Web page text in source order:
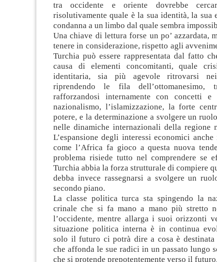
tra occidente e oriente dovrebbe
risolutivamente quale è la sua identità, la sua
condanna a un limbo dal quale sembra
Una chiave di lettura forse un po’ azzardata,
tenere in considerazione, rispetto agli
Turchia può essere rappresentata dal fatto
causa di elementi concomitanti, quale
identitaria, sia più agevole ritrovarsi
riprendendo le fila dell’ottomanesimo,
rafforzandosi internamente con concetti
nazionalismo, l’islamizzazione, la forte
potere, e la determinazione a svolgere un
nelle dinamiche internazionali della regione
L’espansione degli interessi economici
come l’Africa fa gioco a questa nuova
problema risiede tutto nel comprendere se
Turchia abbia la forza strutturale di compiere
debba invece rassegnarsi a svolgere un
secondo piano.
La classe politica turca sta spingendo la
crinale che si fa mano a mano più stretto
l’occidente, mentre allarga i suoi orizzonti
situazione politica interna è in continua
solo il futuro ci potrà dire a cosa è destinata
che affonda le sue radici in un passato lungo
che si protende prepotentemente verso il